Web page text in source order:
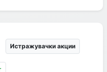
Истражувачки акции